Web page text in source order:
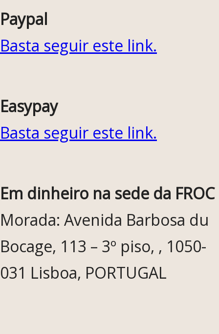
Paypal
Basta seguir este link.
Easypay
Basta seguir este link.
Em dinheiro na sede da FROC
Morada: Avenida Barbosa du
Bocage, 113 – 3º piso, , 1050-
031 Lisboa, PORTUGAL